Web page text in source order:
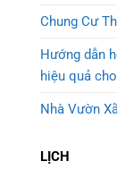
Chung Cư
Hướng dẫn
hiệu quả
Nhà Vườn
LỊCH